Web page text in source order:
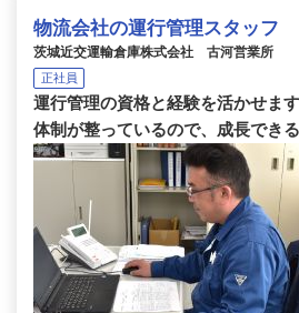
物流会社の運行管理スタッフ
茨城近交運輸倉庫株式会社 古河営業所
正社員
運行管理の資格と経験を活かせま
体制が整っているので、成長でき